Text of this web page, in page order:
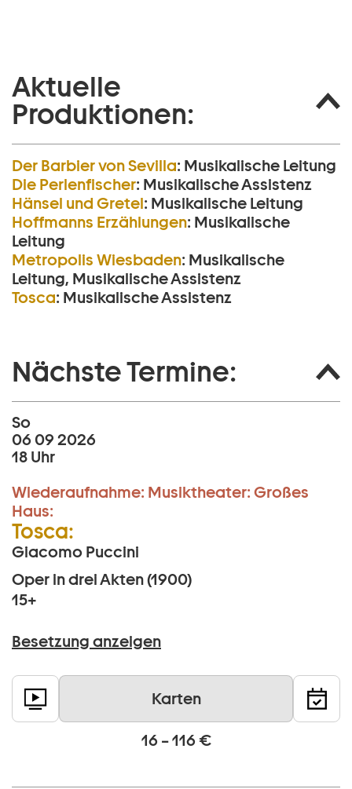
Aktuelle
Produktionen:
Der Barbier von Sevilla: Musikalische Leitung
Die Perlen­fischer: Musikalische Assistenz
Hänsel und Gretel: Musikalische Leitung
Hoffmanns Erzählungen: Musikalische
Leitung
Metropolis Wiesbaden: Musikalische
Leitung, Musikalische Assistenz
Tosca: Musikalische Assistenz
Nächste Termine:
So
06 09 2026
18 Uhr
Wiederaufnahme: Musiktheater: Großes
Haus:
Tosca:
Giacomo Puccini
Oper in drei Akten (1900)
15+
Besetzung anzeigen
Karten
16 – 116 €